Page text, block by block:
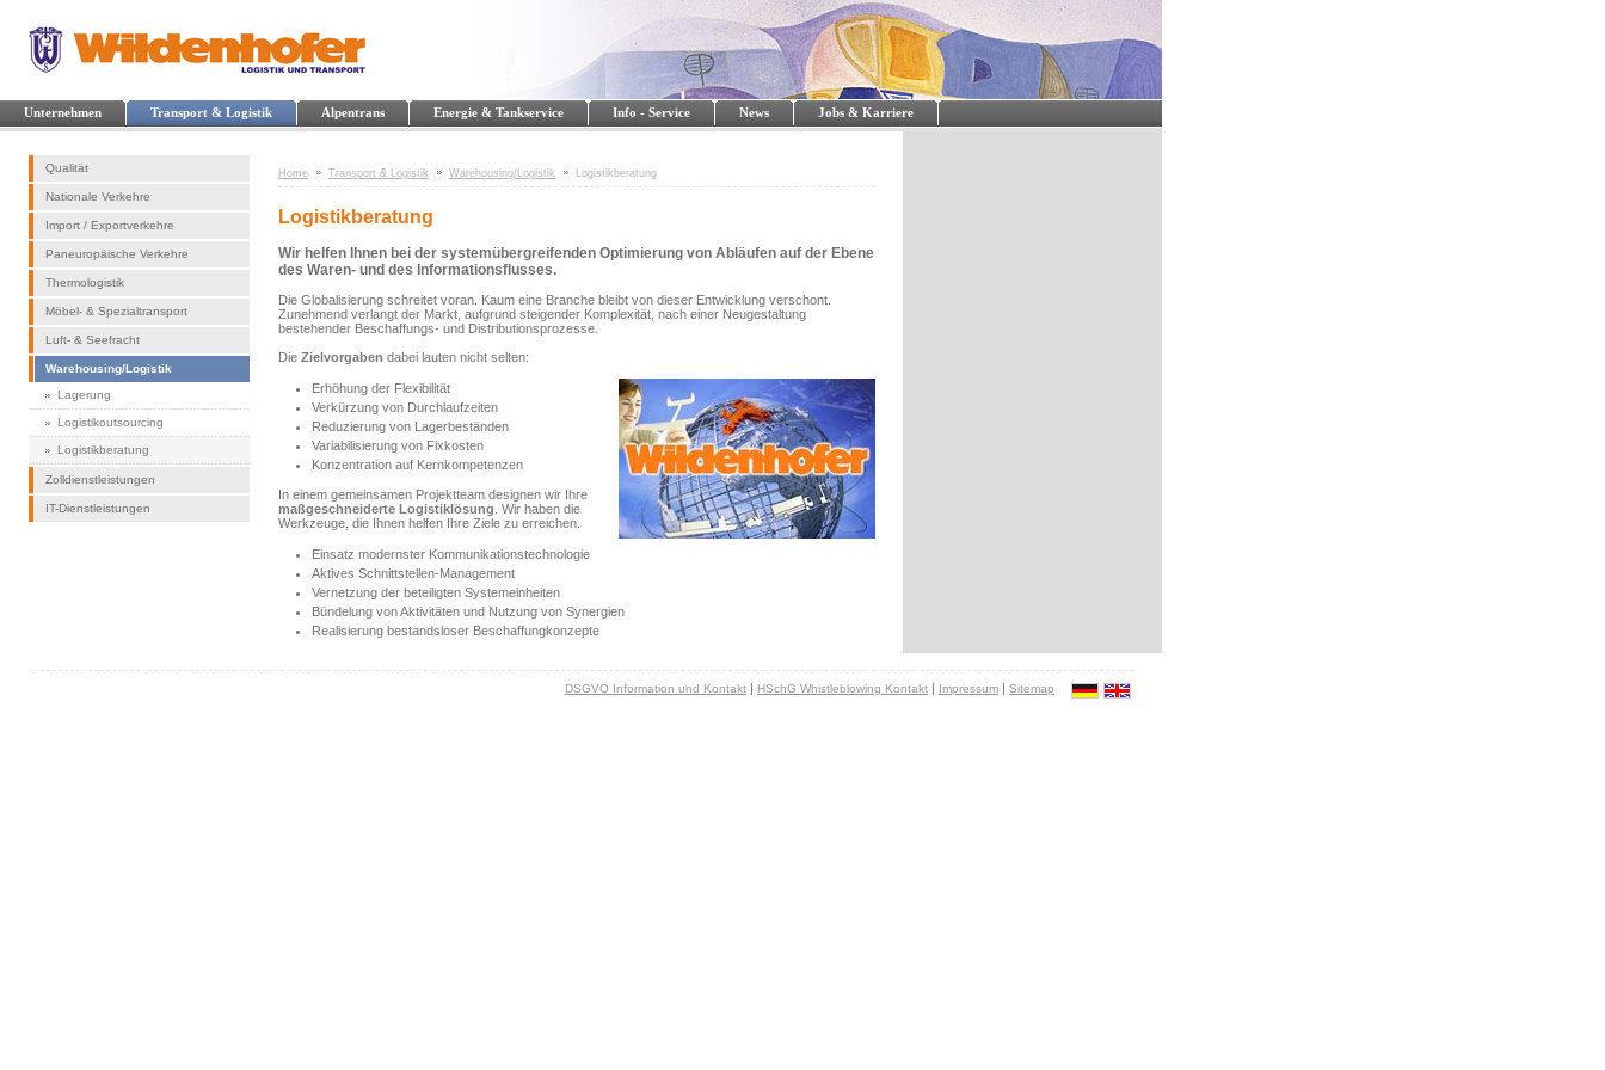
Unternehmen Transport & Logistik Alpentrans Energie & Tankservice Info - Service News Jobs & Karriere
Qualität
Nationale Verkehre
Import / Exportverkehre
Paneuropäische Verkehre
Thermologistik
Möbel- & Spezialtransport
Luft- & Seefracht
Warehousing/Logistik
Lagerung
Logistikoutsourcing
Logistikberatung
Zolldienstleistungen
IT-Dienstleistungen
Home Transport & Logistik Warehousing/Logistik Logistikberatung
Logistikberatung
Wir helfen Ihnen bei der systemübergreifenden Optimierung von Abläufen auf der Ebene
des Waren- und des Informationsflusses.
Die Globalisierung schreitet voran. Kaum eine Branche bleibt von dieser Entwicklung verschont.
Zunehmend verlangt der Markt, aufgrund steigender Komplexität, nach einer Neugestaltung
bestehender Beschaffungs- und Distributionsprozesse.
Die Zielvorgaben dabei lauten nicht selten:
Erhöhung der Flexibilität
Verkürzung von Durchlaufzeiten
Reduzierung von Lagerbeständen
Variabilisierung von Fixkosten
Konzentration auf Kernkompetenzen
In einem gemeinsamen Projektteam designen wir Ihre
maßgeschneiderte Logistiklösung . Wir haben die
Werkzeuge, die Ihnen helfen Ihre Ziele zu erreichen.
Einsatz modernster Kommunikationstechnologie
Aktives Schnittstellen-Management
Vernetzung der beteiligten Systemeinheiten
Bündelung von Aktivitäten und Nutzung von Synergien
Realisierung bestandsloser Beschaffungkonzepte
DSGVO Information und Kontakt | HSchG Whistleblowing Kontakt | Impressum | Sitemap